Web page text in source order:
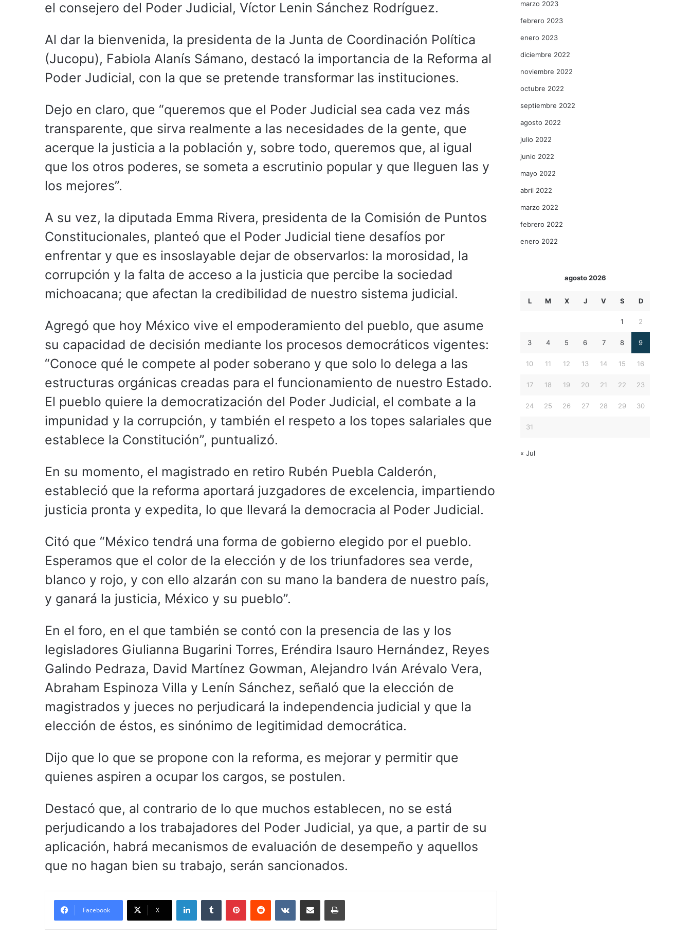
el consejero del Poder Judicial, Víctor Lenin Sánchez Rodríguez.
Al dar la bienvenida, la presidenta de la Junta de Coordinación Política
(Jucopu), Fabiola Alanís Sámano, destacó la importancia de la Reforma al
Poder Judicial, con la que se pretende transformar las instituciones.
Dejo en claro, que “queremos que el Poder Judicial sea cada vez más
transparente, que sirva realmente a las necesidades de la gente, que
acerque la justicia a la población y, sobre todo, queremos que, al igual
que los otros poderes, se someta a escrutinio popular y que lleguen las y
los mejores”.
A su vez, la diputada Emma Rivera, presidenta de la Comisión de Puntos
Constitucionales, planteó que el Poder Judicial tiene desafíos por
enfrentar y que es insoslayable dejar de observarlos: la morosidad, la
corrupción y la falta de acceso a la justicia que percibe la sociedad
michoacana; que afectan la credibilidad de nuestro sistema judicial.
Agregó que hoy México vive el empoderamiento del pueblo, que asume
su capacidad de decisión mediante los procesos democráticos vigentes:
“Conoce qué le compete al poder soberano y que solo lo delega a las
estructuras orgánicas creadas para el funcionamiento de nuestro Estado.
El pueblo quiere la democratización del Poder Judicial, el combate a la
impunidad y la corrupción, y también el respeto a los topes salariales que
establece la Constitución”, puntualizó.
En su momento, el magistrado en retiro Rubén Puebla Calderón,
estableció que la reforma aportará juzgadores de excelencia, impartiendo
justicia pronta y expedita, lo que llevará la democracia al Poder Judicial.
Citó que “México tendrá una forma de gobierno elegido por el pueblo.
Esperamos que el color de la elección y de los triunfadores sea verde,
blanco y rojo, y con ello alzarán con su mano la bandera de nuestro país,
y ganará la justicia, México y su pueblo”.
En el foro, en el que también se contó con la presencia de las y los
legisladores Giulianna Bugarini Torres, Eréndira Isauro Hernández, Reyes
Galindo Pedraza, David Martínez Gowman, Alejandro Iván Arévalo Vera,
Abraham Espinoza Villa y Lenín Sánchez, señaló que la elección de
magistrados y jueces no perjudicará la independencia judicial y que la
elección de éstos, es sinónimo de legitimidad democrática.
Dijo que lo que se propone con la reforma, es mejorar y permitir que
quienes aspiren a ocupar los cargos, se postulen.
Destacó que, al contrario de lo que muchos establecen, no se está
perjudicando a los trabajadores del Poder Judicial, ya que, a partir de su
aplicación, habrá mecanismos de evaluación de desempeño y aquellos
que no hagan bien su trabajo, serán sancionados.
Facebook X
LinkedInTumblr PinterestReddit VKontakteCompartir por correo electrónicoImprimir
marzo 2023
febrero 2023
enero 2023
diciembre 2022
noviembre 2022
octubre 2022
septiembre 2022
agosto 2022
julio 2022
junio 2022
mayo 2022
abril 2022
marzo 2022
febrero 2022
enero 2022
agosto 2026
L M X J V S D
1 2
3 4 5 6 7 8 9
10 11 12 13 14 15 16
17 18 19 20 21 22 23
24 25 26 27 28 29 30
31
« Jul